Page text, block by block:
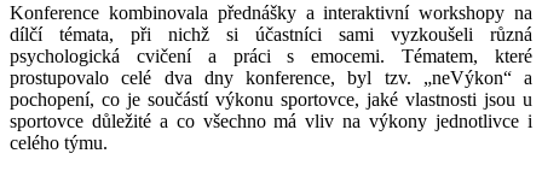
Konference kombinovala přednášky a interaktivní workshopy na
dílčí témata, při nichž si účastníci sami vyzkoušeli různá
psychologická cvičení a práci s emocemi. Tématem, které
prostupovalo celé dva dny konference, byl tzv. „neVýkon“ a
pochopení, co je součástí výkonu sportovce, jaké vlastnosti jsou u
sportovce důležité a co všechno má vliv na výkony jednotlivce i
celého týmu.